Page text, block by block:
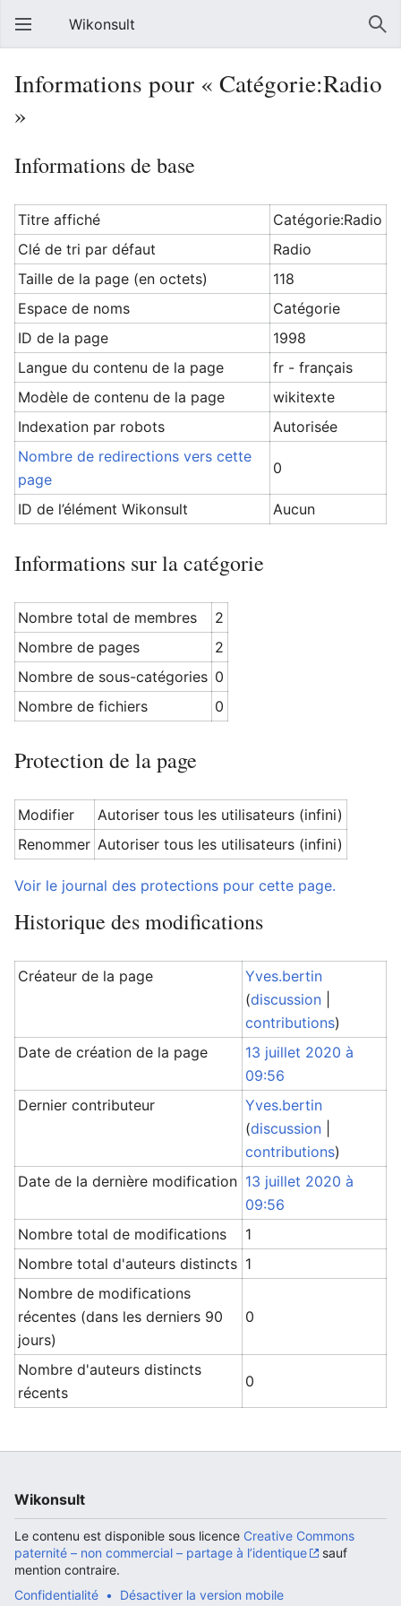
Ouvrir le menu principal
Wikonsult
Informations pour « Catégorie:Radio
»
Informations de base
Titre affiché
Catégorie:Radio
Clé de tri par défaut
Radio
Taille de la page (en octets)
118
Espace de noms
Catégorie
ID de la page
1998
Langue du contenu de la page
fr - français
Modèle de contenu de la page
wikitexte
Indexation par robots
Autorisée
Nombre de redirections vers cette
page
0
ID de l’élément Wikonsult Aucun
Informations sur la catégorie
Nombre total de membres
2
Nombre de pages
2
Nombre de sous-catégories 0
Nombre de fichiers
0
Protection de la page
Modifier
Autoriser tous les utilisateurs (infini)
Renommer Autoriser tous les utilisateurs (infini)
Voir le journal des protections pour cette page.
Historique des modifications
Créateur de la page
Yves.bertin
(discussion
contributions)
Date de création de la page
13 juillet 2020 à
09:56
Dernier contributeur
Yves.bertin
(discussion
contributions)
Date de la dernière modification 13 juillet 2020 à
09:56
Nombre total de modifications
1
Nombre total d'auteurs distincts 1
Nombre de modifications
récentes (dans les derniers 90
jours)
0
Nombre d'auteurs distincts
récents
0
Wikonsult
Le contenu est disponible sous licence Creative Commons
paternité – non commercial – partage à l’identique
sauf
mention contraire.
Confidentialité
Désactiver la version mobile